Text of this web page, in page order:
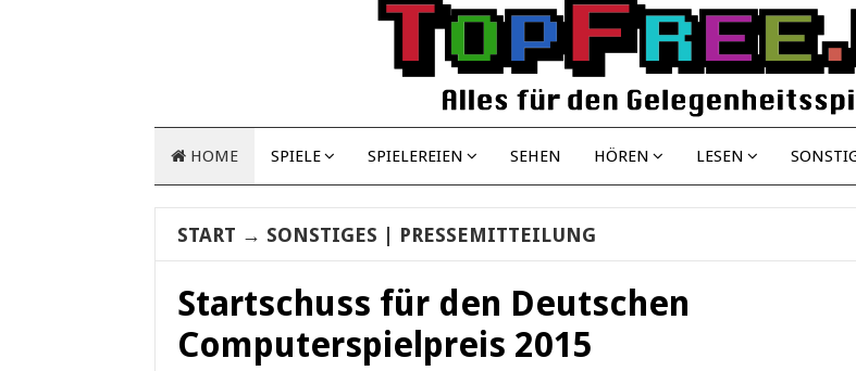
HOME SPIELE SPIELEREIEN SEHEN HÖREN LESEN
START → SONSTIGES | PRESSEMITTEILUNG
Startschuss für den Deutschen
Computerspielpreis 2015